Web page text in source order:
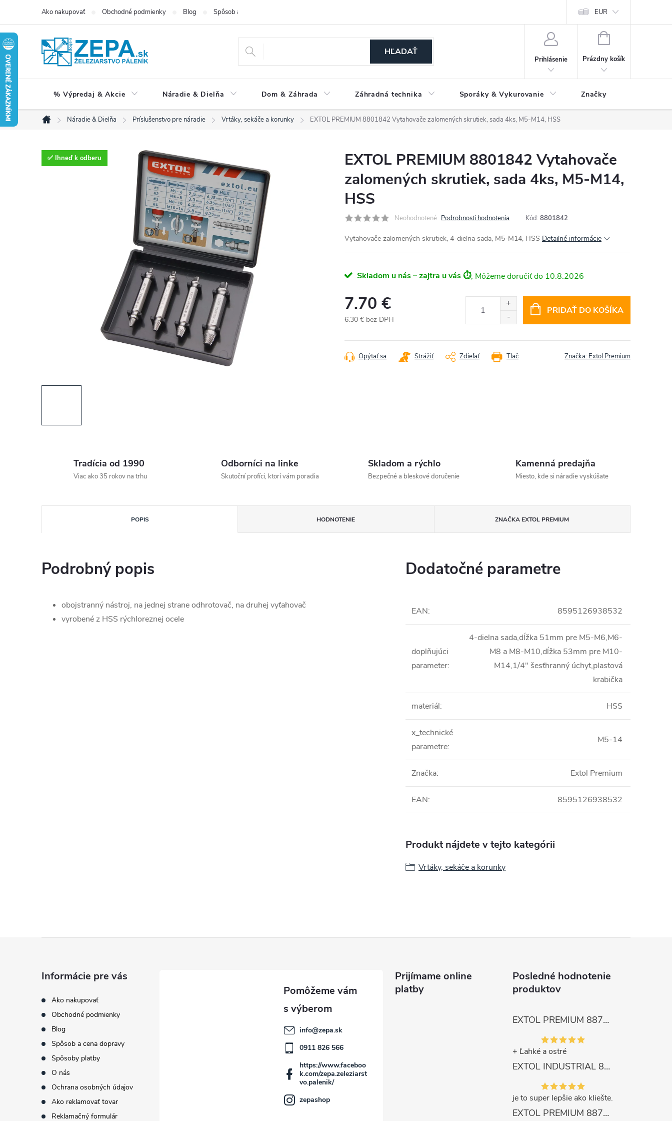
obsah
Ako nakupovať Obchodné podmienky Blog Spôsob a cena dopravy Reklamačný formulár
EUR
HĽADAŤ
Prihlásenie
NÁKUPNÝ
Prázdny košík
% Výpredaj & Akcie Náradie & Dielňa Dom & Záhrada Záhradná technika Sporáky & Vykurovanie Značky
Domov
Náradie & Dielňa Príslušenstvo pre náradie Vrtáky, sekáče a korunky EXTOL PREMIUM 8801842 Vytahovače zalomených skrutiek, sada 4ks, M5-M14, HSS
✅ Ihneď k odberu
EXTOL PREMIUM 8801842 Vytahovače
zalomených skrutiek, sada 4ks, M5-M14,
HSS
Neohodnotené Podrobnosti hodnotenia Kód: 8801842
Vytahovače zalomených skrutiek, 4-dielna sada, M5-M14, HSS Detailné informácie
Skladom u nás – zajtra u vás ⏱️ 10.8.2026
7.70 €
6.30 € bez DPH
cena:
PRIDAŤ DO KOŠÍKA
Tlač
Opýtať sa Strážiť Zdieľať Značka: Extol Premium
Tradícia od 1990
Viac ako 35 rokov na trhu
Odborníci na linke
Skutoční profíci, ktorí vám poradia
Skladom a rýchlo
Bezpečné a bleskové doručenie
Kamenná predajňa
Miesto, kde si náradie vyskúšate
POPIS HODNOTENIE ZNAČKA EXTOL PREMIUM
Podrobný popis
obojstranný nástroj, na jednej strane odhrotovač, na druhej vyťahovač
vyrobené z HSS rýchloreznej ocele
Dodatočné parametre
EAN: 8595126938532
doplňujúci
parameter:
4-dielna sada,dĺžka 51mm pre M5-M6,M6-
M8 a M8-M10,dĺžka 53mm pre M10-
M14,1/4" šesťhranný úchyt,plastová
krabička
materiál: HSS
x_technické
parametre:
M5-14
Značka: Extol Premium
EAN: 8595126938532
Produkt nájdete v tejto kategórii
Vrtáky, sekáče a korunky
Informácie pre vás
Ako nakupovať
Obchodné podmienky
Blog
Spôsob a cena dopravy
Spôsoby platby
O nás
Ochrana osobných údajov
Ako reklamovať tovar
Reklamačný formulár
info@zepa.sk
0911 826 566
https://www.faceboo
k.com/zepa.zeleziarst
vo.palenik/
zepashop
Prijímame online
platby
Posledné hodnotenie
produktov
EXTOL PREMIUM 8872105 Nožnice záhradnícke dlhé úzke, 200mm, max. prestrih Ø6mm
+ Ľahké a ostré
EXTOL INDUSTRIAL 8791861 Viazač armatúr aku Share20V, bez aku, drôt 0,8mm, oko 8-34mm, bezuhlíkový motor
je to super lepšie ako kliešte.
EXTOL PREMIUM 8871287 Sekera štiepacia 3500g, nylónová násada 910mm